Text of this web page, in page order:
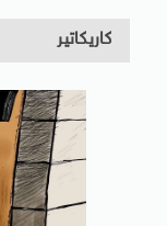
كاريكاتير